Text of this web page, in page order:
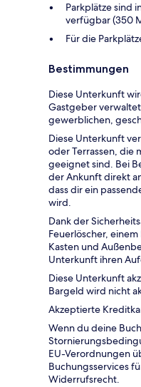
Parkplätze sind
verfügbar (350
Für die
Bestimmungen
Diese Unterkunft
Gastgeber
gewerblichen,
Diese Unterkunft
oder Terrassen, die
geeignet sind. Bei
der Ankunft direkt
dass dir ein
wird.
Dank der
Feuerlöscher,
Kasten und
Unterkunft ihren
Diese Unterkunft
Bargeld wird nicht
Akzeptierte
Wenn du deine
EU-Verordnungen
Buchungsservices
Widerrufsrecht.